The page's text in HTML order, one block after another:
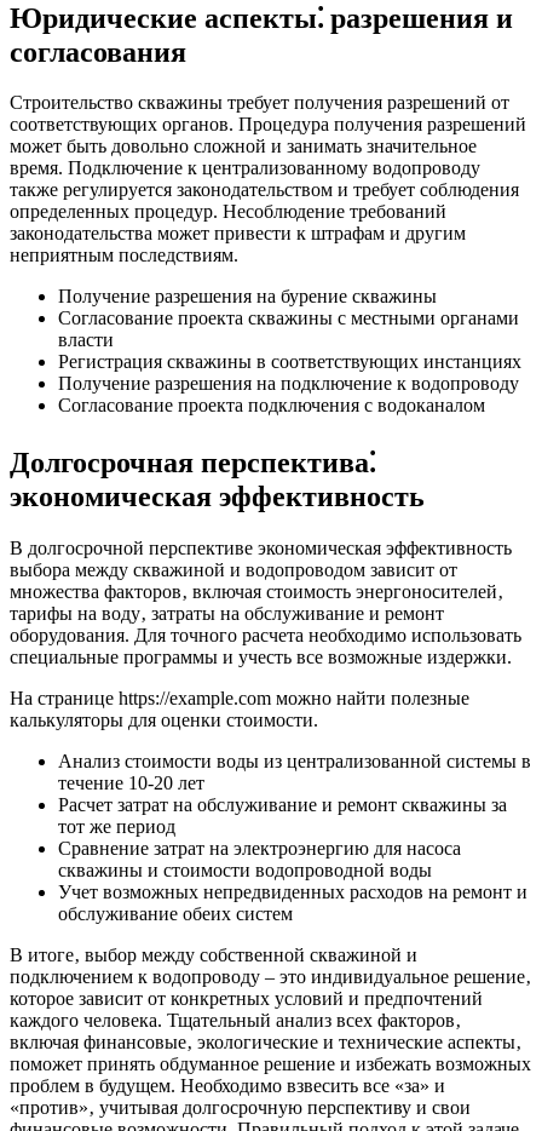
Юридические аспекты⁚ разрешения и
согласования
Строительство скважины требует получения разрешений от
соответствующих органов. Процедура получения разрешений
может быть довольно сложной и занимать значительное
время. Подключение к централизованному водопроводу
также регулируется законодательством и требует соблюдения
определенных процедур. Несоблюдение требований
законодательства может привести к штрафам и другим
неприятным последствиям.
Получение разрешения на бурение скважины
Согласование проекта скважины с местными органами
власти
Регистрация скважины в соответствующих инстанциях
Получение разрешения на подключение к водопроводу
Согласование проекта подключения с водоканалом
Долгосрочная перспектива⁚
экономическая эффективность
В долгосрочной перспективе экономическая эффективность
выбора между скважиной и водопроводом зависит от
множества факторов‚ включая стоимость энергоносителей‚
тарифы на воду‚ затраты на обслуживание и ремонт
оборудования. Для точного расчета необходимо использовать
специальные программы и учесть все возможные издержки.
На странице https://example.com можно найти полезные
калькуляторы для оценки стоимости.
Анализ стоимости воды из централизованной системы в
течение 10-20 лет
Расчет затрат на обслуживание и ремонт скважины за
тот же период
Сравнение затрат на электроэнергию для насоса
скважины и стоимости водопроводной воды
Учет возможных непредвиденных расходов на ремонт и
обслуживание обеих систем
В итоге‚ выбор между собственной скважиной и
подключением к водопроводу – это индивидуальное решение‚
которое зависит от конкретных условий и предпочтений
каждого человека. Тщательный анализ всех факторов‚
включая финансовые‚ экологические и технические аспекты‚
поможет принять обдуманное решение и избежать возможных
проблем в будущем. Необходимо взвесить все «за» и
«против»‚ учитывая долгосрочную перспективу и свои